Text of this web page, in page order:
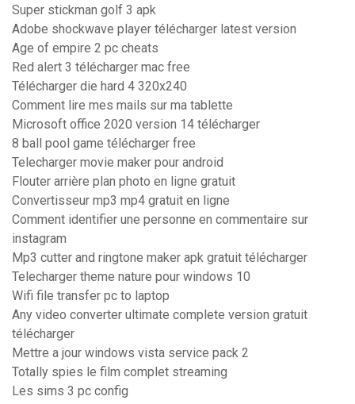
Super stickman golf 3 apk
Adobe shockwave player télécharger latest version
Age of empire 2 pc cheats
Red alert 3 télécharger mac free
Télécharger die hard 4 320x240
Comment lire mes mails sur ma tablette
Microsoft office 2020 version 14 télécharger
8 ball pool game télécharger free
Telecharger movie maker pour android
Flouter arrière plan photo en ligne gratuit
Convertisseur mp3 mp4 gratuit en ligne
Comment identifier une personne en commentaire sur
instagram
Mp3 cutter and ringtone maker apk gratuit télécharger
Telecharger theme nature pour windows 10
Wifi file transfer pc to laptop
Any video converter ultimate complete version gratuit
télécharger
Mettre a jour windows vista service pack 2
Totally spies le film complet streaming
Les sims 3 pc config